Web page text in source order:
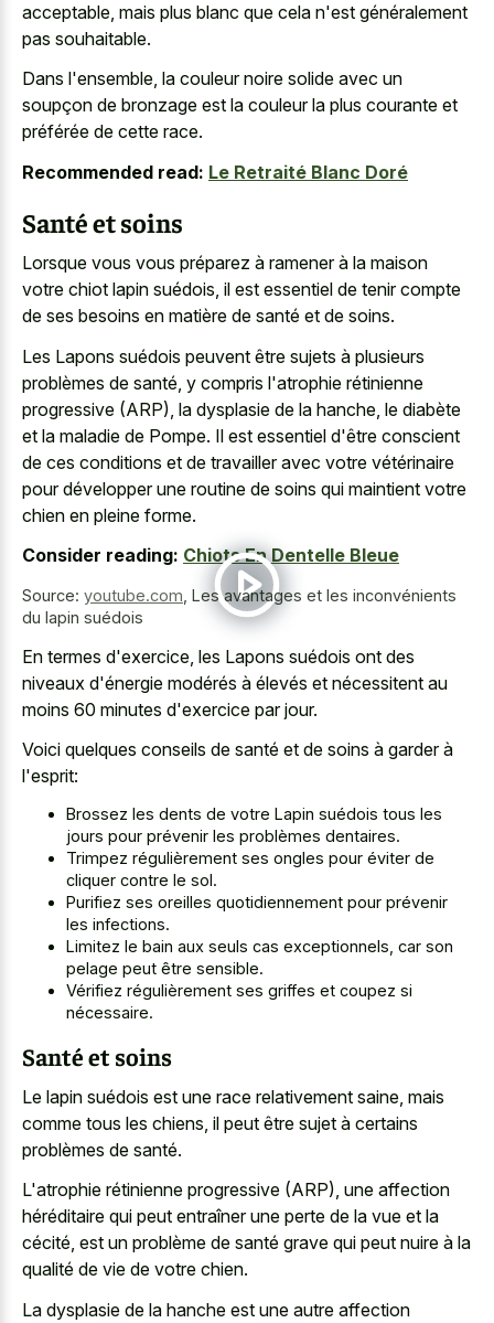
acceptable, mais plus blanc que cela n'est généralement
pas souhaitable.
Dans l'ensemble, la couleur noire solide avec un
soupçon de bronzage est la couleur la plus courante et
préférée de cette race.
Recommended read: Le Retraité Blanc Doré
Santé et soins
Lorsque vous vous préparez à ramener à la maison
votre chiot lapin suédois, il est essentiel de tenir compte
de ses besoins en matière de santé et de soins.
Les Lapons suédois peuvent être sujets à plusieurs
problèmes de santé, y compris l'atrophie rétinienne
progressive (ARP), la dysplasie de la hanche, le diabète
et la maladie de Pompe. Il est essentiel d'être conscient
de ces conditions et de travailler avec votre vétérinaire
pour développer une routine de soins qui maintient votre
chien en pleine forme.
Consider reading: Chiots En Dentelle Bleue
Source: youtube.com Les avantages et les inconvénients
du lapin suédois
En termes d'exercice, les Lapons suédois ont des
niveaux d'énergie modérés à élevés et nécessitent au
moins 60 minutes d'exercice par jour.
Voici quelques conseils de santé et de soins à garder à
l'esprit:
Brossez les dents de votre Lapin suédois tous les
jours pour prévenir les problèmes dentaires.
Trimpez régulièrement ses ongles pour éviter de
cliquer contre le sol.
Purifiez ses oreilles quotidiennement pour prévenir
les infections.
Limitez le bain aux seuls cas exceptionnels, car son
pelage peut être sensible.
Vérifiez régulièrement ses griffes et coupez si
nécessaire.
Santé et soins
Le lapin suédois est une race relativement saine, mais
comme tous les chiens, il peut être sujet à certains
problèmes de santé.
L'atrophie rétinienne progressive (ARP), une affection
héréditaire qui peut entraîner une perte de la vue et la
cécité, est un problème de santé grave qui peut nuire à la
qualité de vie de votre chien.
La dysplasie de la hanche est une autre affection